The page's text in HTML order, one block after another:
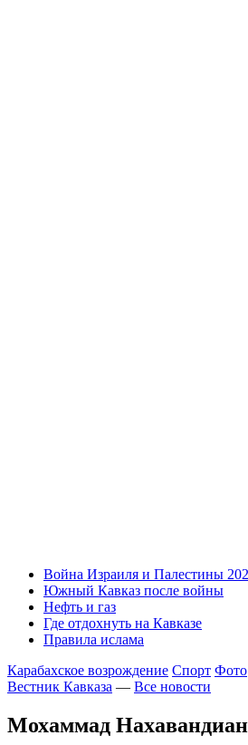
Война Израиля и Палестины
Южный Кавказ после войны
Нефть и газ
Где отдохнуть на Кавказе
Правила ислама
Карабахское возрождение Спорт Фото
Вестник Кавказа — Все новости
Мохаммад